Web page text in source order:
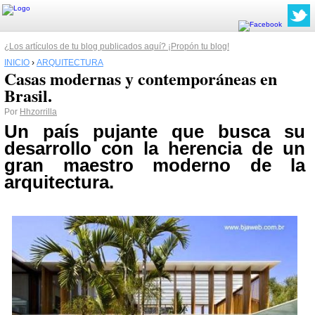
¿Los artículos de tu blog publicados aquí? ¡Propón tu blog!
INICIO › ARQUITECTURA
Casas modernas y contemporáneas en
Brasil.
Por Hhzorrilla
Un país pujante que busca su
desarrollo con la herencia de un
gran maestro moderno de la
arquitectura.